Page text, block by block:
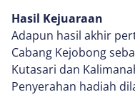
Hasil Kejuaraan
Adapun hasil akhir
Cabang Kejobong
Kutasari dan
Penyerahan hadiah